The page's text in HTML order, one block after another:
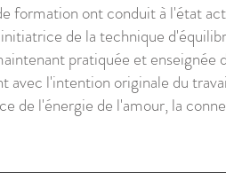
formation ont conduit à l'état
de la technique
pratiquée et enseignée
avec l'intention originale du
de l'énergie de l'amour, la